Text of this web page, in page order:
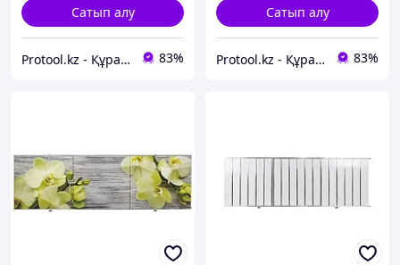
Сатып алу
Protool.kz - Құрал сайман магазины 83%
Сатып алу
Protool.kz - Құрал сайман магазины 83%